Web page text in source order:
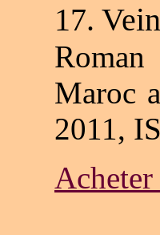
17.
Maroc
2011,
Acheter